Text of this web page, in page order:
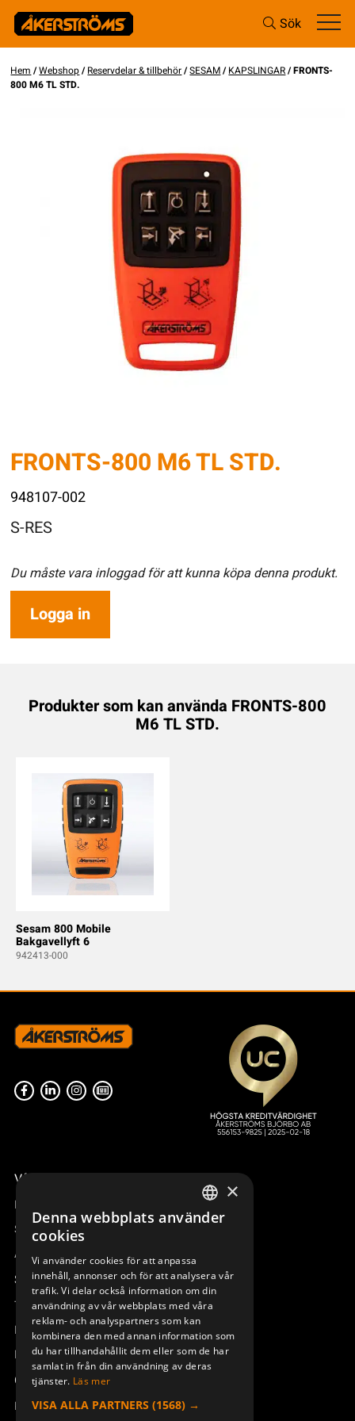
Sök
Hem /Webshop/Reservdelar & tillbehör/SESAM/KAPSLINGAR/ FRONTS-
800 M6 TL STD.
FRONTS-800 M6 TL STD.
948107-002
S-RES
Du måste vara inloggad för att kunna köpa denna produkt.
Logga in
Produkter som kan använda FRONTS-800
M6 TL STD.
Sesam 800 Mobile
Bakgavellyft 6
942413-000
Våra radiostyrningar – översikt
Remotus
Sesam
Access_Ctrl
Support
Teknisk support
Boka service
Manualer och videoinstruktioner
Om Åkerströms
Kontakt
SWEDISH
DEUTSCH
×
Denna webbplats använder
cookies
Vi använder cookies för att anpassa
innehåll, annonser och för att analysera vår
trafik. Vi delar också information om din
användning av vår webbplats med våra
reklam- och analyspartners som kan
kombinera den med annan information som
du har tillhandahållit dem eller som de har
samlat in från din användning av deras
tjänster. Läs mer
VISA ALLA PARTNERS (1568) →